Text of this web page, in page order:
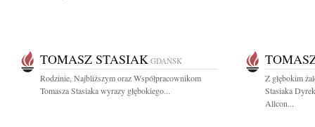
TOMASZ STASIAK GDAŃSK
Rodzinie, Najbliższym oraz Współpracownikom
Tomasza Stasiaka wyrazy głębokiego...
Z głębokim
Stasiaka
Allcon...